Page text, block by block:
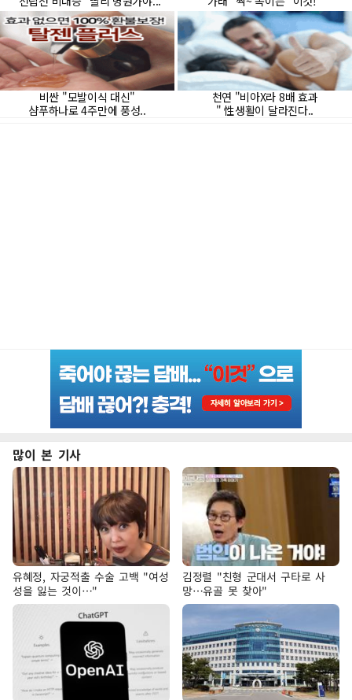
많이 본 기사
유혜정, 자궁적출 수술 고백 "여성
성을 잃는 것이…"
김정렬 "친형 군대서 구타로 사
망…유골 못 찾아"